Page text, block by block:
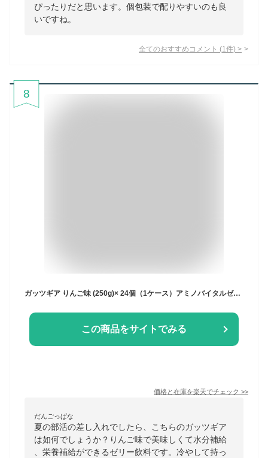
ぴったりだと思います。個包装で配りやすいのも良
いですね。
全てのおすすめコメント (1 件) >
8
ガッツギア りんご味 (250g)× 24個（1ケース）アミノバイタルゼリードリンク ゼリー飲料 エネルギー補給 栄養補給 まとめ買い 子供 子ども スポーツ 部活 運動 差し入れ カルシウム アミノ酸 ゼリードリンク 味の素 イナズマイレブンコラボパッケージ 送料無料 ☆7【3167】
この商品をサイトでみる
価格と在庫を楽天でチェック >>
だんごっぱな
夏の部活の差し入れでしたら、こちらのガッツギア
は如何でしょうか？りんご味で美味しくて水分補給
、栄養補給ができるゼリー飲料です。冷やして持っ